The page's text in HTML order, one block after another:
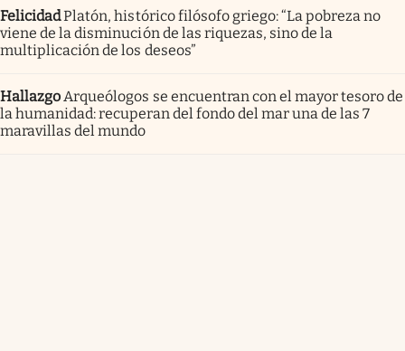
FelicidadPlatón, histórico filósofo griego: “La pobreza no
viene de la disminución de las riquezas, sino de la
multiplicación de los deseos”
Hallazgo Arqueólogos se encuentran con el mayor tesoro de
la humanidad: recuperan del fondo del mar una de las 7
maravillas del mundo